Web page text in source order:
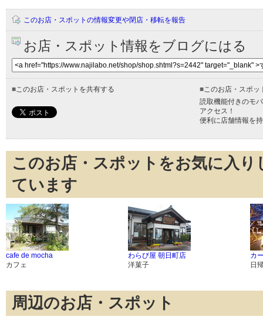
このお店・スポットの情報変更や閉店・移転を報告
お店・スポット情報をブログにはる
■このお店・スポットを共有する ■このお店・スポッ
読取機能付きのモ
アクセス！
便利に店舗情報を
このお店・スポットをお気に入
ています
cafe de mocha
カフェ
わらび屋 朝日町店
洋菓子
カ
日
周辺のお店・スポット